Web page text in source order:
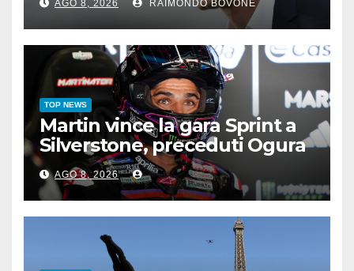
AGO 8, 2026 RAIMONDO BOVONE
TOP NEWS
Martin vince la gara Sprint a
Silverstone, preceduti Ogura
e Bezzecchi
AGO 8, 2026